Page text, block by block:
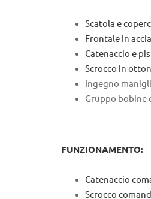
Scatola e
Frontale in
Catenaccio e
Scrocco in
Ingegno
Gruppo bobine
FUNZIONAMENTO:
Catenaccio
Scrocco